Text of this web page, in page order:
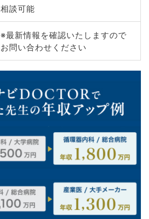
相談可能
※最新情報を確認いたしますので
お問い合わせください